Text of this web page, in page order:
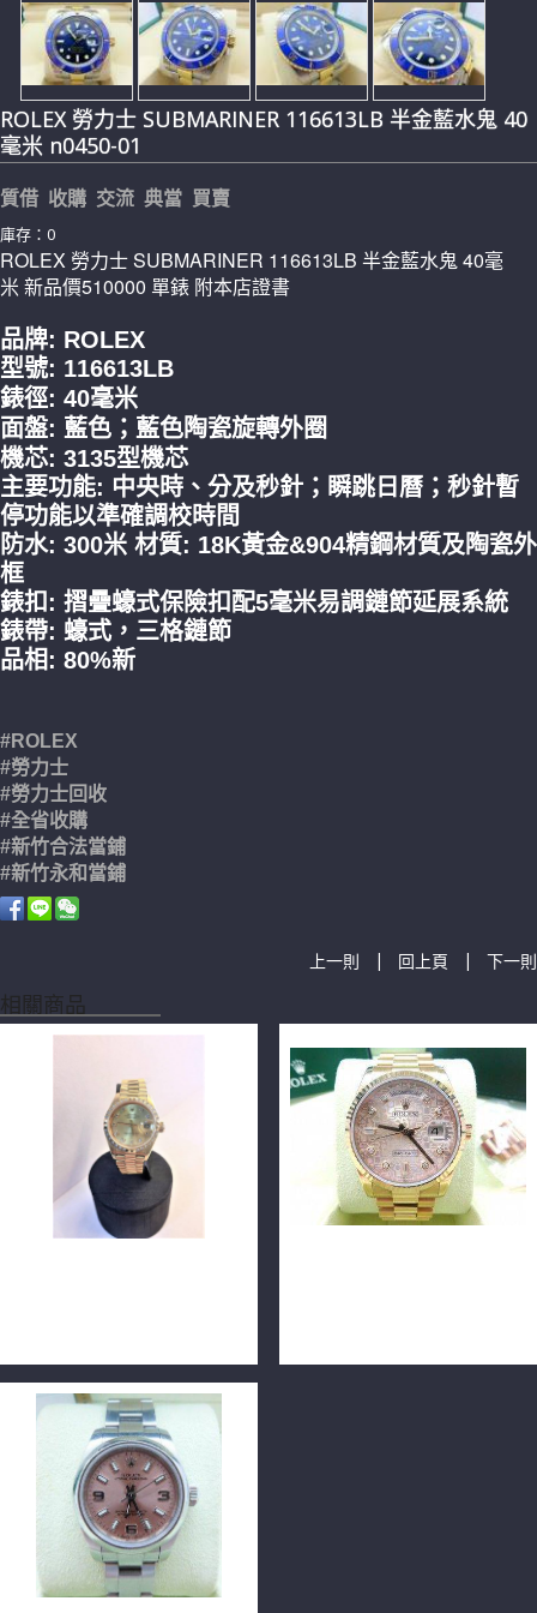
ROLEX 勞力士 SUBMARINER 116613LB 半金藍水鬼 40
毫米 n0450-01
質借 收購 交流 典當 買賣
庫存：0
ROLEX 勞力士 SUBMARINER 116613LB 半金藍水鬼 40毫
米 新品價510000 單錶 附本店證書
品牌: ROLEX
型號: 116613LB
錶徑: 40毫米
面盤: 藍色；藍色陶瓷旋轉外圈
機芯: 3135型機芯
主要功能: 中央時、分及秒針；瞬跳日曆；秒針暫
停功能以準確調校時間
防水: 300米 材質: 18K黃金&904精鋼材質及陶瓷外
框
錶扣: 摺疊蠔式保險扣配5毫米易調鏈節延展系統
錶帶: 蠔式，三格鏈節
品相: 80%新
#ROLEX
#勞力士
#勞力士回收
#全省收購
#新竹合法當鋪
#新竹永和當鋪
上一則 | 回上頁 | 下一則
相關商品